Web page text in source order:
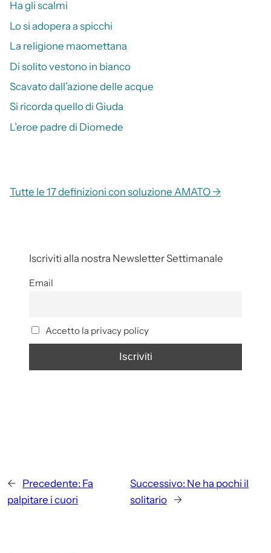
Ha gli scalmi
Lo si adopera a spicchi
La religione maomettana
Di solito vestono in bianco
Scavato dall’azione delle acque
Si ricorda quello di Giuda
L’eroe padre di Diomede
Tutte le 17 definizioni con soluzione AMATO →
Iscriviti alla nostra Newsletter Settimanale
Email
Accetto la privacy policy
← Precedente: Fa
palpitare i cuori
Successivo: Ne ha pochi il
solitario →